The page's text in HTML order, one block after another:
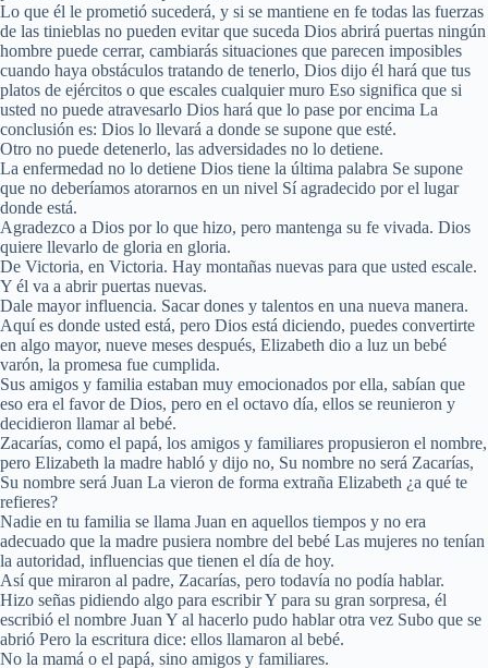
Lo que él le prometió sucederá, y si se mantiene en fe todas las fuerzas
de las tinieblas no pueden evitar que suceda Dios abrirá puertas ningún
hombre puede cerrar, cambiarás situaciones que parecen imposibles
cuando haya obstáculos tratando de tenerlo, Dios dijo él hará que tus
platos de ejércitos o que escales cualquier muro Eso significa que si
usted no puede atravesarlo Dios hará que lo pase por encima La
conclusión es: Dios lo llevará a donde se supone que esté.
Otro no puede detenerlo, las adversidades no lo detiene.
La enfermedad no lo detiene Dios tiene la última palabra Se supone
que no deberíamos atorarnos en un nivel Sí agradecido por el lugar
donde está.
Agradezco a Dios por lo que hizo, pero mantenga su fe vivada. Dios
quiere llevarlo de gloria en gloria.
De Victoria, en Victoria. Hay montañas nuevas para que usted escale.
Y él va a abrir puertas nuevas.
Dale mayor influencia. Sacar dones y talentos en una nueva manera.
Aquí es donde usted está, pero Dios está diciendo, puedes convertirte
en algo mayor, nueve meses después, Elizabeth dio a luz un bebé
varón, la promesa fue cumplida.
Sus amigos y familia estaban muy emocionados por ella, sabían que
eso era el favor de Dios, pero en el octavo día, ellos se reunieron y
decidieron llamar al bebé.
Zacarías, como el papá, los amigos y familiares propusieron el nombre,
pero Elizabeth la madre habló y dijo no, Su nombre no será Zacarías,
Su nombre será Juan La vieron de forma extraña Elizabeth ¿a qué te
refieres?
Nadie en tu familia se llama Juan en aquellos tiempos y no era
adecuado que la madre pusiera nombre del bebé Las mujeres no tenían
la autoridad, influencias que tienen el día de hoy.
Así que miraron al padre, Zacarías, pero todavía no podía hablar.
Hizo señas pidiendo algo para escribir Y para su gran sorpresa, él
escribió el nombre Juan Y al hacerlo pudo hablar otra vez Subo que se
abrió Pero la escritura dice: ellos llamaron al bebé.
No la mamá o el papá, sino amigos y familiares.